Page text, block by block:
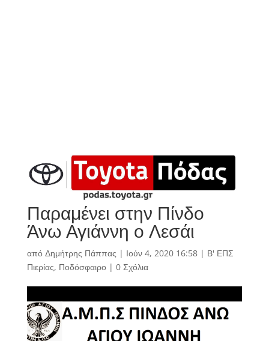
Παραμένει στην Πίνδο
Άνω Αγιάννη ο Λεσάι
από Δημήτρης Πάππας | Ιούν 4, 2020 16:58| Β' ΕΠΣ
Πιερίας, Ποδόσφαιρο| 0 Σχόλια